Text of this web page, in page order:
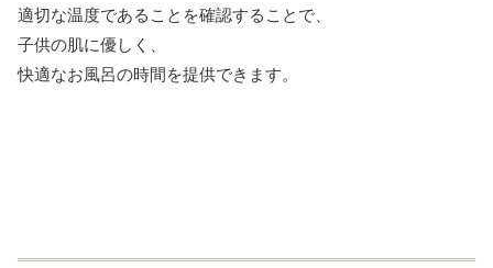
適切な温度であることを確認することで、
子供の肌に優しく、
快適なお風呂の時間を提供できます。